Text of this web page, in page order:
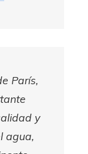
París,
y
agua,